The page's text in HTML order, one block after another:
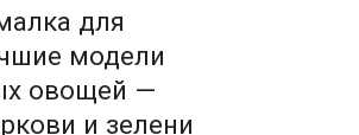
для
модели
овощей —
и зелени